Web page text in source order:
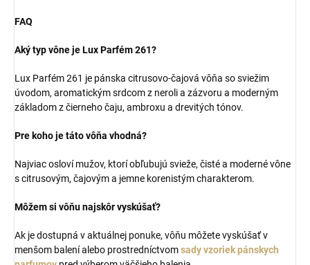
FAQ
Aký typ vône je Lux Parfém 261?
Lux Parfém 261 je pánska citrusovo-čajová vôňa so sviežim
úvodom, aromatickým srdcom z neroli a zázvoru a moderným
základom z čierneho čaju, ambroxu a drevitých tónov.
Pre koho je táto vôňa vhodná?
Najviac osloví mužov, ktorí obľubujú svieže, čisté a moderné vône
s citrusovým, čajovým a jemne korenistým charakterom.
Môžem si vôňu najskôr vyskúšať?
Ak je dostupná v aktuálnej ponuke, vôňu môžete vyskúšať v
menšom balení alebo prostredníctvomsady vzoriek pánskych